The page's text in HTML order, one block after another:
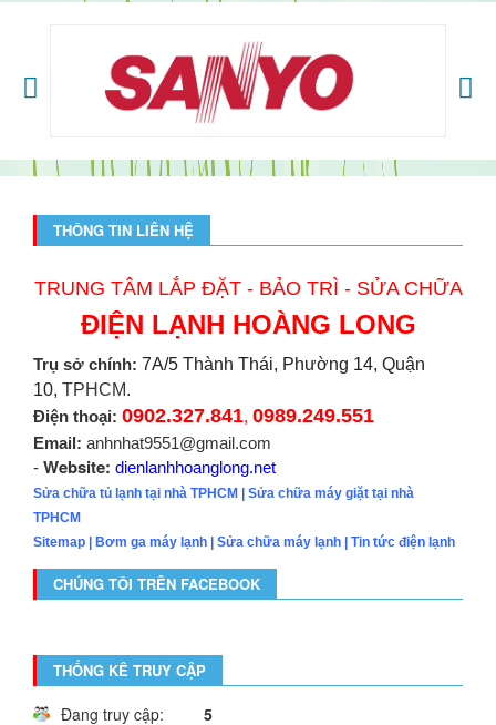
THÔNG TIN LIÊN HỆ
TRUNG TÂM LẮP ĐẶT - BẢO TRÌ - SỬA CHỮA
ĐIỆN LẠNH HOÀNG LONG
Trụ sở chính: 7A/5 Thành Thái, Phường 14, Quận
10, TPHCM.
Điện thoại: 0902.327.841, 0989.249.551
Email: anhnhat9551@gmail.com
- Website: dienlanhhoanglong.net
Sửa chữa tủ lạnh tại nhà TPHCM | Sửa chữa máy giặt tại nhà
TPHCM
Sitemap | Bơm ga máy lạnh | Sửa chữa máy lạnh | Tin tức điện lạnh
CHÚNG TÔI TRÊN FACEBOOK
THỐNG KÊ TRUY CẬP
Đang truy cập: 5